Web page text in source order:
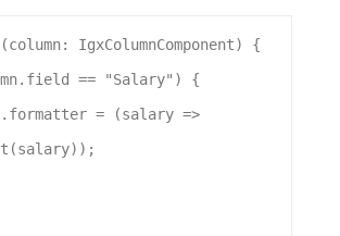
(column: IgxColumnComponent) {
. field == "Salary" ) {
. formatter = (salary =>
(salary));